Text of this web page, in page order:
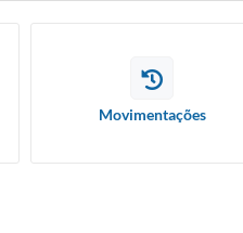
Movimentações